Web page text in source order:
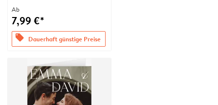
Ab
7,99 €*
offers Dauerhaft günstige Preise